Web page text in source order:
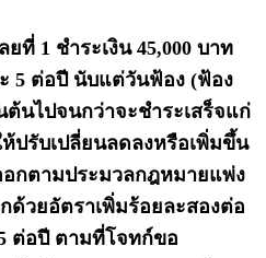
ที่ 1 ชำระเงิน 45,000 บาท
5 ต่อปี นับแต่วันฟ้อง (ฟ้อง
ต้นไปจนกว่าจะชำระเสร็จแก่
ปรับเปลี่ยนลดลงหรือเพิ่มขึ้น
กตามประมวลกฎหมายแพ่ง
วยอัตราเพิ่มร้อยละสองต่อ
ต่อปี ตามที่โจทก์ขอ